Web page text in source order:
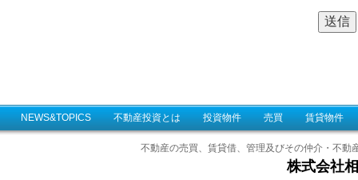
NEWS&TOPICS 不動産投資とは 投資物件 売買 賃貸物件
不動産の売買、賃貸借、管理及びその仲介・不
株式会社